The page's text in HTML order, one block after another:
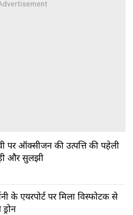
पर ऑक्सीजन की उत्पत्ति की पहेली
और सुलझी
के एयरपोर्ट पर मिला विस्फोटक से